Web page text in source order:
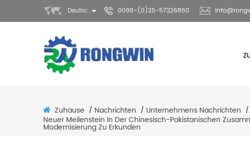
Deutsch 0086-(0)25-57226860
Zuhause / Nachrichten / Unternehmens Nachrichten /
Neuer Meilenstein In Der Chinesisch-Pakistanischen
Modernisierung Zu Erkunden